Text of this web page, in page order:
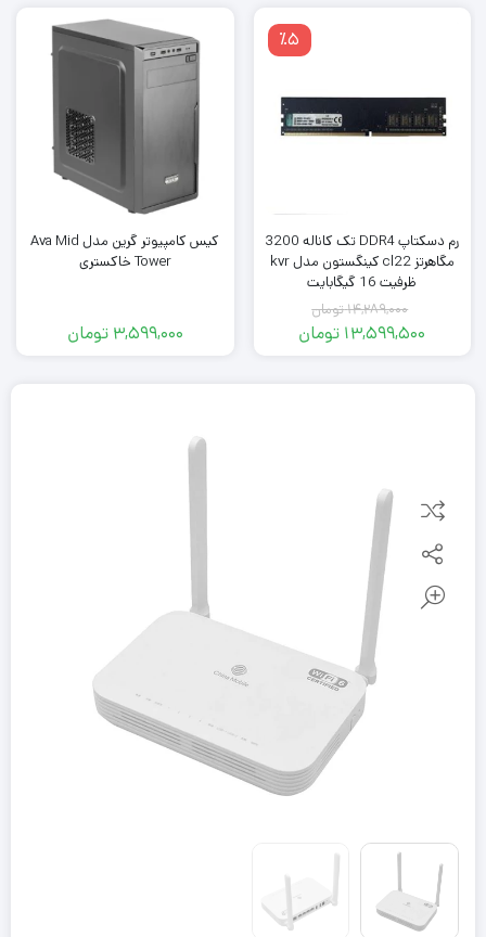
٪5
رم دسکتاپ DDR4 تک کاناله 3200
مگاهرتز cl22 کینگستون مدل kvr
ظرفیت 16 گیگابایت
14,289,000تومان
13,599,500 تومان
کیس کامپیوتر گرین مدل Ava Mid
Tower خاکستری
3,599,000 تومان